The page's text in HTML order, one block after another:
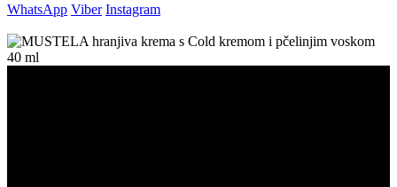
WhatsApp Viber Instagram